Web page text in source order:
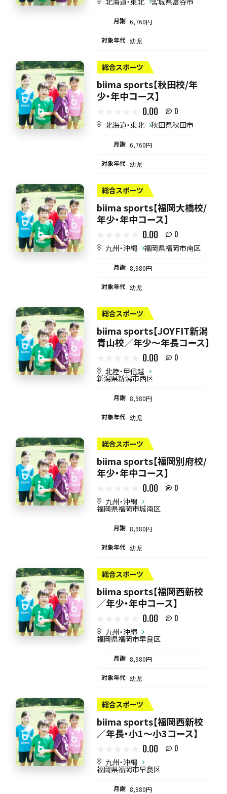
月謝 6,760円
対象年代 幼児
総合スポーツ
biima sports【秋田校/年
少・年中コース】
0.00 0
北海道・東北 秋田県秋田市
月謝 6,760円
対象年代 幼児
総合スポーツ
biima sports【福岡大橋校/
年少・年中コース】
0.00 0
九州・沖縄 福岡県福岡市南区
月謝 8,980円
対象年代 幼児
総合スポーツ
biima sports【JOYFIT新潟
青山校／年少～年長コース】
0.00 0
北陸・甲信越
新潟県新潟市西区
月謝 8,980円
対象年代 幼児
総合スポーツ
biima sports【福岡別府校/
年少・年中コース】
0.00 0
九州・沖縄
福岡県福岡市城南区
月謝 8,980円
対象年代 幼児
総合スポーツ
biima sports【福岡西新校
／年少・年中コース】
0.00 0
九州・沖縄
福岡県福岡市早良区
月謝 8,980円
対象年代 幼児
総合スポーツ
biima sports【福岡西新校
／年長・小1〜小3コース】
0.00 0
九州・沖縄
福岡県福岡市早良区
月謝 8,980円